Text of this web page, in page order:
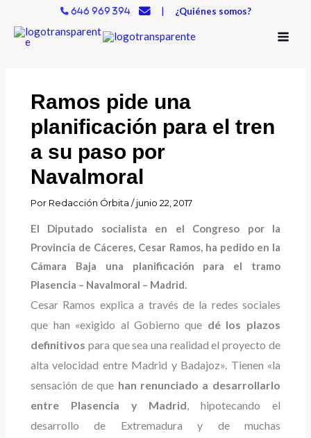
contenido
646 969 394 | ¿Quiénes somos?
Ramos pide una
planificación para el tren
a su paso por
Navalmoral
Por Redacción Órbita/junio 22, 2017
El Diputado socialista en el Congreso por la
Provincia de Cáceres, Cesar Ramos, ha pedido en la
Cámara Baja una planificación para el tramo
Plasencia – Navalmoral – Madrid.
Cesar Ramos explica a través de la redes sociales
que han «exigido al Gobierno que dé los plazos
definitivos para que sea una realidad el proyecto de
alta velocidad entre Madrid y Badajoz». Tienen «la
sensación de que han renunciado a desarrollarlo
entre Plasencia y Madrid, hipotecando el
desarrollo de Extremadura y de muchas